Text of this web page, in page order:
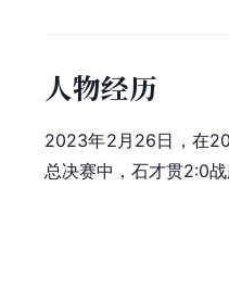
人物经历
2023年2月26日，在
总决赛中，石才贯2:0